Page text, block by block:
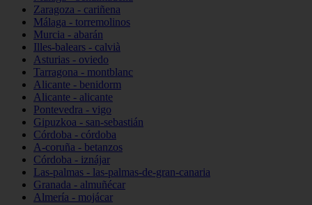
Zaragoza - cariñena
Málaga - torremolinos
Murcia - abarán
Illes-balears - calvià
Asturias - oviedo
Tarragona - montblanc
Alicante - benidorm
Alicante - alicante
Pontevedra - vigo
Gipuzkoa - san-sebastián
Córdoba - córdoba
A-coruña - betanzos
Córdoba - iznájar
Las-palmas - las-palmas-de-gran-canaria
Granada - almuñécar
Almería - mojácar